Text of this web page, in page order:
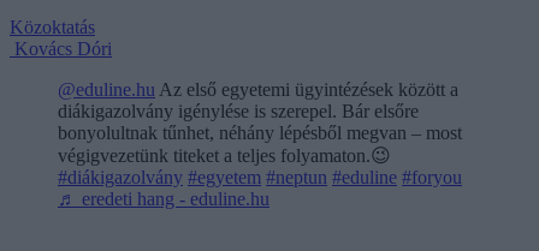
Közoktatás
Kovács Dóri
@eduline.hu Az első egyetemi ügyintézések között a
diákigazolvány igénylése is szerepel. Bár elsőre
bonyolultnak tűnhet, néhány lépésből megvan – most
végigvezetünk titeket a teljes folyamaton.😉
#diákigazolvány #egyetem #neptun #eduline #foryou
♬ eredeti hang - eduline.hu